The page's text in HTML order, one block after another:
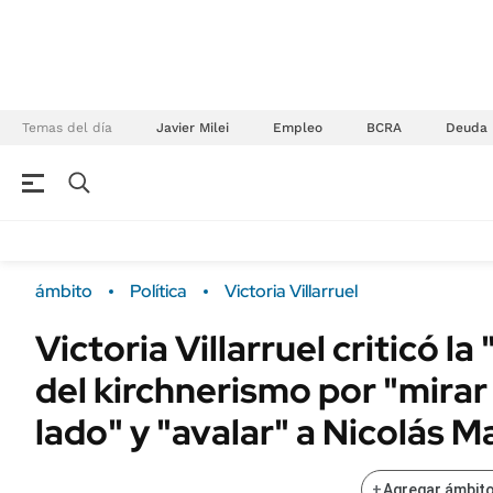
Temas del día Javier Milei Empleo BCRA Deuda
Campo
FINANZAS
Dólar
Sustentabilidad
ENERGY REPORT
POLÍTICA
ámbito Política Victoria Villarruel
Victoria Villarruel criticó la
del kirchnerismo por
lado" y "avalar" a Nicolás